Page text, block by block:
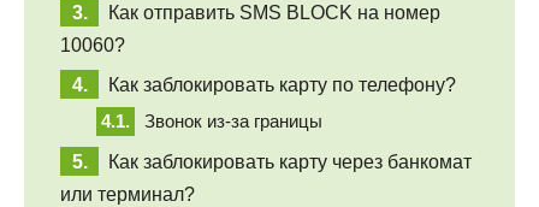
Как отправить SMS BLOCK на номер
10060?
Как заблокировать карту по телефону?
Звонок из-за границы
Как заблокировать карту через банкомат
или терминал?